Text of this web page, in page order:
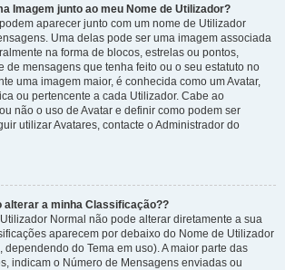
Imagem junto ao meu Nome de Utilizador?
aparecer junto com um nome de Utilizador
Uma delas pode ser uma imagem associada
na forma de blocos, estrelas ou pontos,
de mensagens que tenha feito ou o seu estatuto no
uma imagem maior, é conhecida como um Avatar,
ou pertencente a cada Utilizador. Cabe ao
não o uso de Avatar e definir como podem ser
utilizar Avatares, contacte o Administrador do
alterar a minha Classificação??
Normal não pode alterar diretamente a sua
aparecem por debaixo do Nome de Utilizador
dependendo do Tema em uso). A maior parte das
indicam o Número de Mensagens enviadas ou